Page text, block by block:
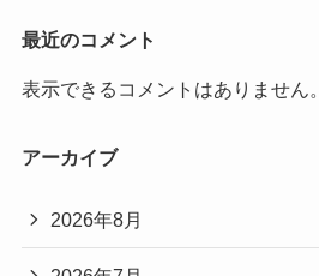
最近のコメント
表示できるコメントはありません。
アーカイブ
2026年8月